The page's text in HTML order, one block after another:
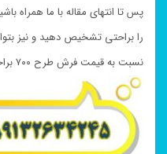
نسبت به قیمت فرش طرح ۷۰۰ براحتی بشناسید.